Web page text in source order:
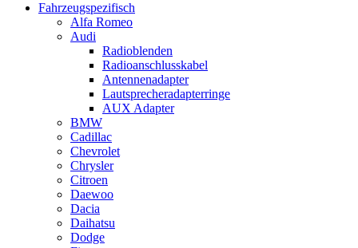
Fahrzeugspezifisch
Alfa Romeo
Audi
Radioblenden
Radioanschlusskabel
Antennenadapter
Lautsprecheradapterringe
AUX Adapter
BMW
Cadillac
Chevrolet
Chrysler
Citroen
Daewoo
Dacia
Daihatsu
Dodge